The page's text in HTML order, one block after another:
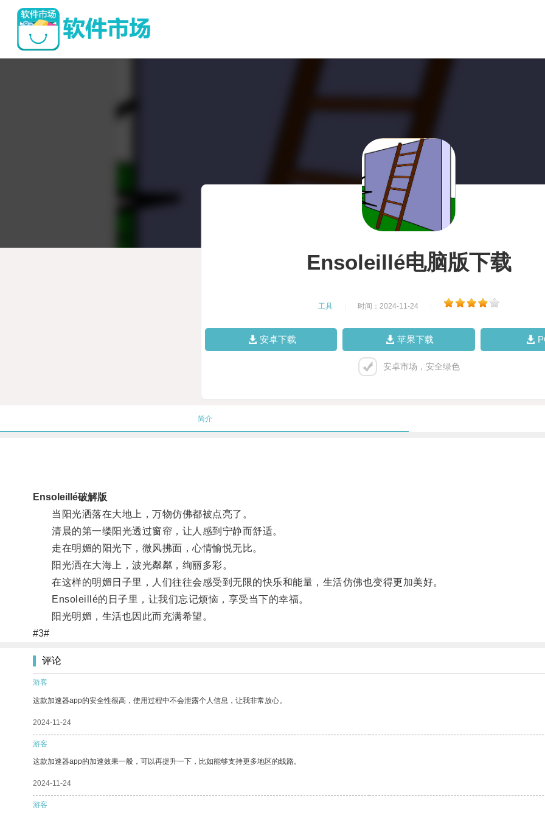
Ensoleillé电脑版下载
工具 时间：2024-11-24
安卓下载 苹果下载
安卓市场，安全绿色
简介
Ensoleillé破解版
当阳光洒落在大地上，万物仿佛都被点亮了。
清晨的第一缕阳光透过窗帘，让人感到宁静而舒适。
走在明媚的阳光下，微风拂面，心情愉悦无比。
阳光洒在大海上，波光粼粼，绚丽多彩。
在这样的明媚日子里，人们往往会感受到无限的快乐和能量，生活仿佛也变得更加美好。
Ensoleillé的日子里，让我们忘记烦恼，享受当下的幸福。
阳光明媚，生活也因此而充满希望。
#3#
评论
游客
这款加速器app的安全性很高，使用过程中不会泄露个人信息，让我非常放心。
2024-11-24
游客
这款加速器app的加速效果一般，可以再提升一下，比如能够支持更多地区的线路。
2024-11-24
游客